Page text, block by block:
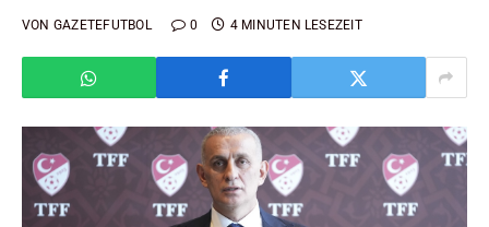
VON GAZETEFUTBOL 0 4 MINUTEN LESEZEIT